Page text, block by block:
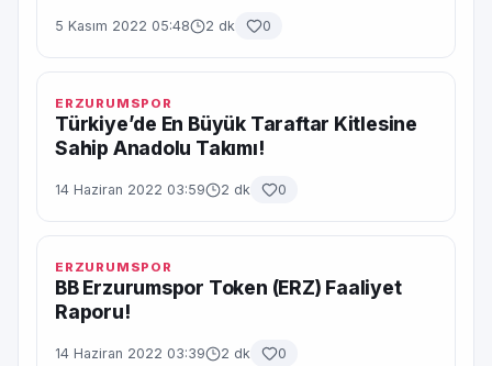
5 Kasım 2022 05:48 2 dk 0
ERZURUMSPOR
Türkiye’de En Büyük Taraftar Kitlesine
Sahip Anadolu Takımı!
14 Haziran 2022 03:59 2 dk 0
ERZURUMSPOR
BB Erzurumspor Token (ERZ) Faaliyet
Raporu!
14 Haziran 2022 03:39 2 dk 0